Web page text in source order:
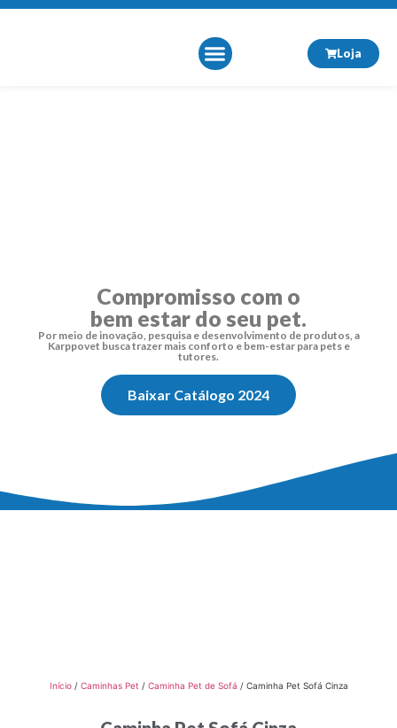
Loja
Compromisso com o
bem estar do seu pet.
Por meio de inovação, pesquisa e desenvolvimento de produtos, a
Karppovet busca trazer mais conforto e bem-estar para pets e
tutores.
Baixar Catálogo 2024
Início/ Caminhas Pet / Caminha Pet de Sofá / Caminha Pet Sofá Cinza